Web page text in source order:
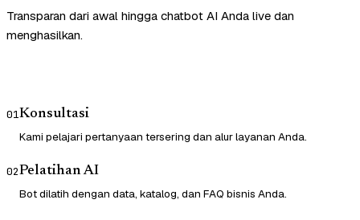
Transparan dari awal hingga chatbot AI Anda live dan
menghasilkan.
01Konsultasi
Kami pelajari pertanyaan tersering dan alur layanan Anda.
02Pelatihan AI
Bot dilatih dengan data, katalog, dan FAQ bisnis Anda.